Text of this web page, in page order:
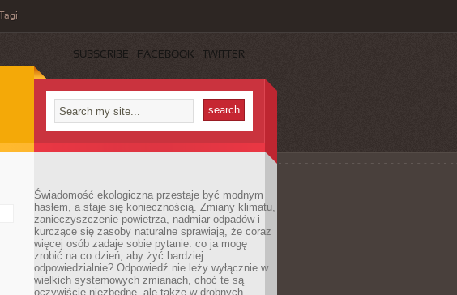
Tagi
SUBSCRIBE FACEBOOK TWITTER
Świadomość ekologiczna przestaje być modnym
hasłem, a staje się koniecznością. Zmiany klimatu,
zanieczyszczenie powietrza, nadmiar odpadów i
kurczące się zasoby naturalne sprawiają, że coraz
więcej osób zadaje sobie pytanie: co ja mogę
zrobić na co dzień, aby żyć bardziej
odpowiedzialnie? Odpowiedź nie leży wyłącznie w
wielkich systemowych zmianach, choć te są
oczywiście niezbędne, ale także w drobnych,